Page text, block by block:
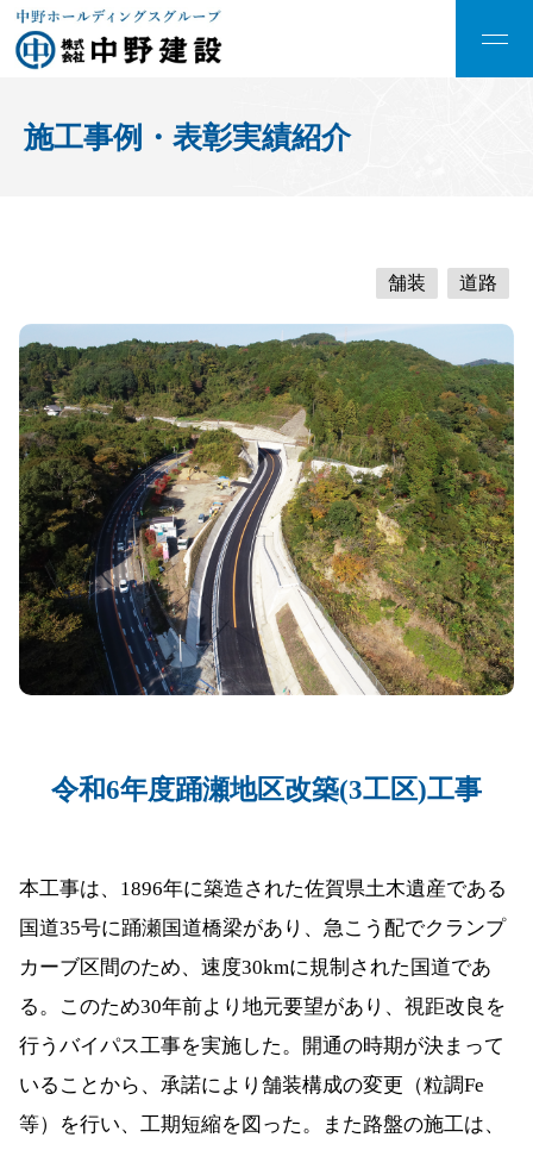
施工事例・表彰実績紹介
舗装 道路
令和6年度踊瀬地区改築(3工区)工事
本工事は、1896年に築造された佐賀県土木遺産である
国道35号に踊瀬国道橋梁があり、急こう配でクランプ
カーブ区間のため、速度30kmに規制された国道であ
る。このため30年前より地元要望があり、視距改良を
行うバイパス工事を実施した。開通の時期が決まって
いることから、承諾により舗装構成の変更（粒調Fe
等）を行い、工期短縮を図った。また路盤の施工は、